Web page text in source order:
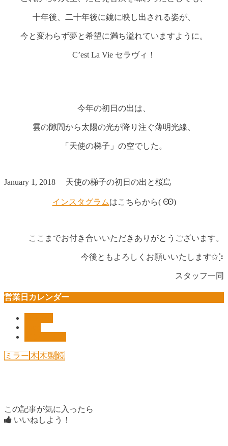
十年後、二十年後に鏡に映し出される姿が、
今と変わらず夢と希望に満ち溢れていますように。
C’est La Vie セラヴィ！
今年の初日の出は、
雲の隙間から太陽の光が降り注ぐ薄明光線、
「天使の梯子」の空でした。
January 1, 2018 天使の梯子の初日の出と桜島
インスタグラムはこちらから( Ꙭ)
ここまでお付き合いいただきありがとうございます。
今後ともよろしくお願いいたします✩︎⡱
スタッフ一同
営業日カレンダー
ミラー 木 木製鏡
この記事が気に入ったら
いいねしよう！